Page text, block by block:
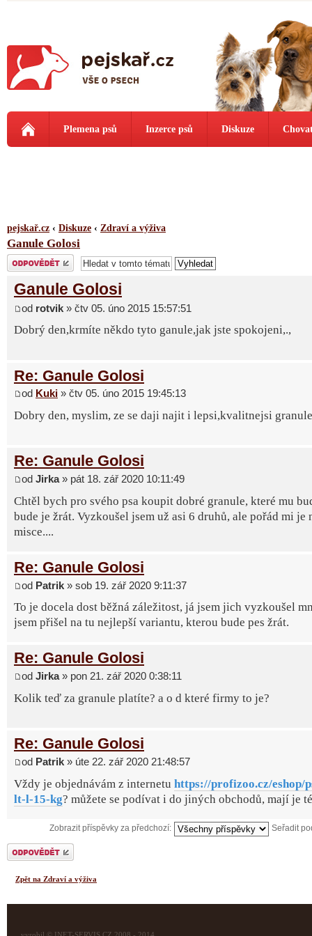
Plemena psů Inzerce psů Diskuze
pejskař.cz ‹ Diskuze ‹ Zdraví a výživa
Ganule Golosi
Odeslat odpověď
Ganule Golosi
od rotvik » čtv 05. úno 2015 15:57:51
Dobrý den,krmíte někdo tyto ganule,jak jste spokojeni,.,
Re: Ganule Golosi
od Kuki » čtv 05. úno 2015 19:45:13
Dobry den, myslim, ze se daji najit i lepsi,kvalitnejsi
Re: Ganule Golosi
od Jirka» pát 18. zář 2020 10:11:49
Chtěl bych pro svého psa koupit dobré granule, které mu
bude je žrát. Vyzkoušel jsem už asi 6 druhů, ale pořád mi je
misce....
Re: Ganule Golosi
od Patrik » sob 19. zář 2020 9:11:37
To je docela dost běžná záležitost, já jsem jich vyzkoušel
jsem přišel na tu nejlepší variantu, kterou bude pes žrát.
Re: Ganule Golosi
od Jirka» pon 21. zář 2020 0:38:11
Kolik teď za granule platíte? a o d které firmy to je?
Re: Ganule Golosi
od Patrik » úte 22. zář 2020 21:48:57
Vždy je objednávám z internetu https://profizoo.cz/eshop/
lt-l-15-kg? můžete se podívat i do jiných obchodů, mají je
Zobrazit příspěvky za předchozí: Seřadit
Odeslat odpověď
Zpět na Zdraví a výživa